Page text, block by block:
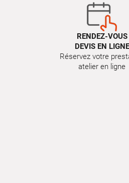
RENDEZ-VOUS
DEVIS EN LIGNE
Réservez votre
atelier en ligne